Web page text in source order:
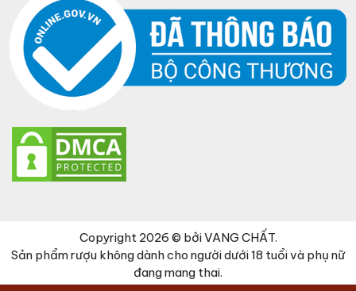
Copyright 2026 © bởi VANG CHẤT.
Sản phẩm rượu không dành cho người dưới 18 tuổi và phụ nữ
đang mang thai.